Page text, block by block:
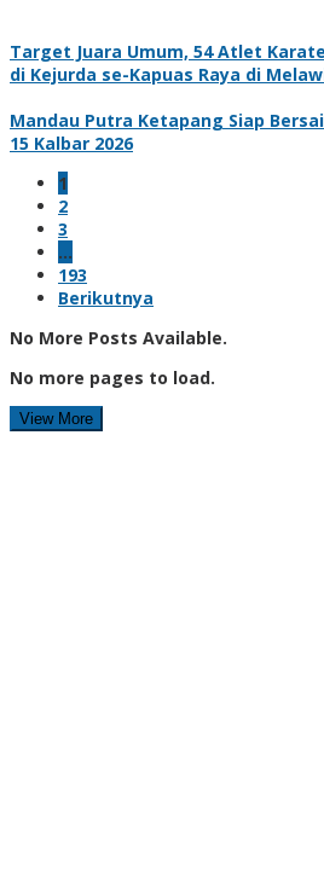
Target Juara Umum, 54 Atlet
di Kejurda se-Kapuas Raya di
Mandau Putra Ketapang Siap
15 Kalbar 2026
1
2
3
…
193
Berikutnya
No More Posts Available.
No more pages to load.
View More